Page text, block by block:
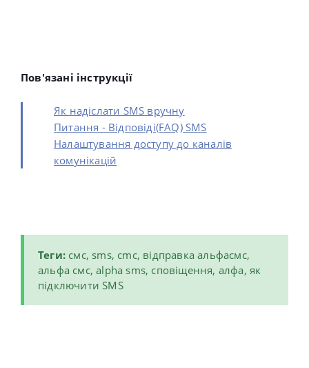
Пов'язані інструкції
Як надіслати SMS вручну
Питання - Відповіді(FAQ) SMS
Налаштування доступу до каналів
комунікацій
Теги: смс, sms, cmc, відправкаальфасмс,
альфа смс, alpha sms, сповіщення, алфа, як
підключити SMS